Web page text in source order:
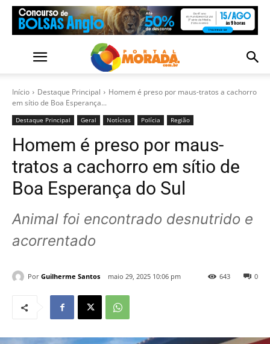
Início Destaque Principal
Homem é preso por maus-tratos a cachorro
em sítio de Boa Esperança...
Destaque Principal Geral Notícias Polícia Região
Homem é preso por maus-
tratos a cachorro em sítio de
Boa Esperança do Sul
Animal foi encontrado desnutrido e
acorrentado
Por Guilherme Santos maio 29, 2025 10:06 pm 0
643